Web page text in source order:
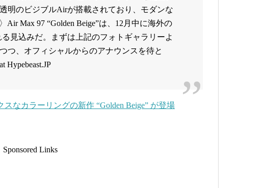
明のビジブルAirが搭載されており、モダンな
Max 97 “Golden Beige”は、12月中に海外の
見込みだ。まずは上記のフォトギャラリーよ
つ、オフィシャルからのアナウンスを待と
Hypebeast.JP
スなカラーリングの新作 “Golden Beige” が登場
Sponsored Links